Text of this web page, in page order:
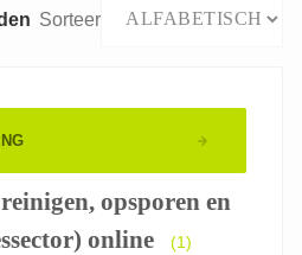
Sorteer
opsporen en
online
(1)